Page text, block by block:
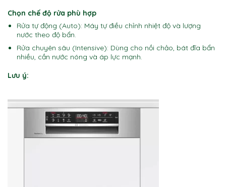
Chọn chế độ rửa phù hợp
Rửa tự động (Auto): Máy tự điều chỉnh nhiệt độ và lượng
nước theo độ bẩn.
Rửa chuyên sâu (Intensive): Dùng cho nồi chảo, bát đĩa bẩn
nhiều, cần nước nóng và áp lực mạnh.
Lưu ý: